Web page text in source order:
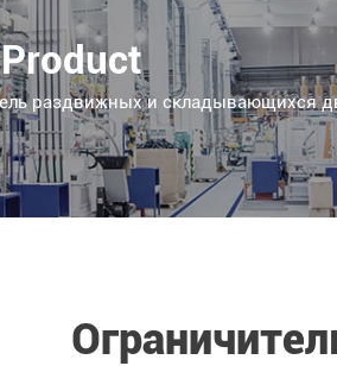
Product
раздвижных и складывающихся